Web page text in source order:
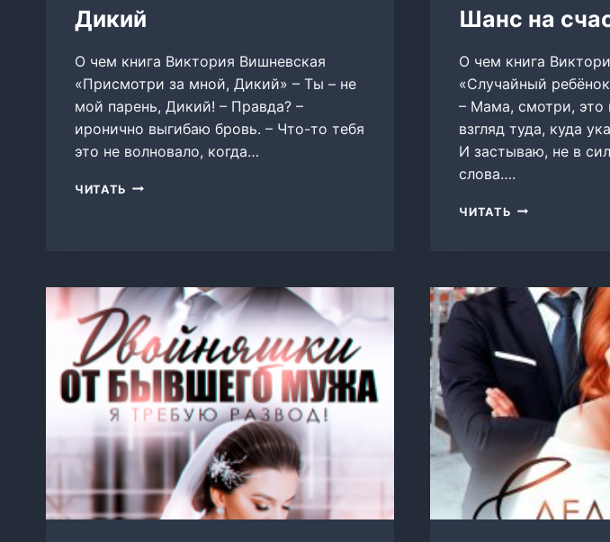
Дикий
О чем книга Виктория Вишневская
«Присмотри за мной, Дикий» – Ты – не
мой парень, Дикий! – Правда? –
иронично выгибаю бровь. – Что-то тебя
это не волновало, когда…
ЧИТАТЬ ПРИСМОТРИ
Шанс на
О чем книга
«Случайный
– Мама, смотри, это
взгляд туда, куда
И застываю, не в
слова….
ЧИТАТЬ СЛУЧАЙНЫЙ